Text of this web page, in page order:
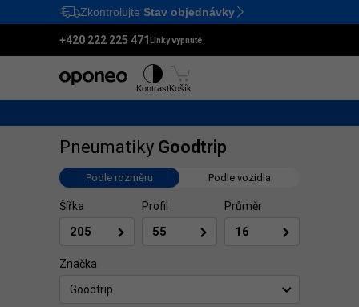
Ctrl M
Zkontrolujte Stav objednávky
+420 222 225 471 Linky vypnuté
KontrastKošík
Pneumatiky Goodtrip
Podle rozměru Podle vozidla
Šířka Profil Průměr
Značka
Goodtrip